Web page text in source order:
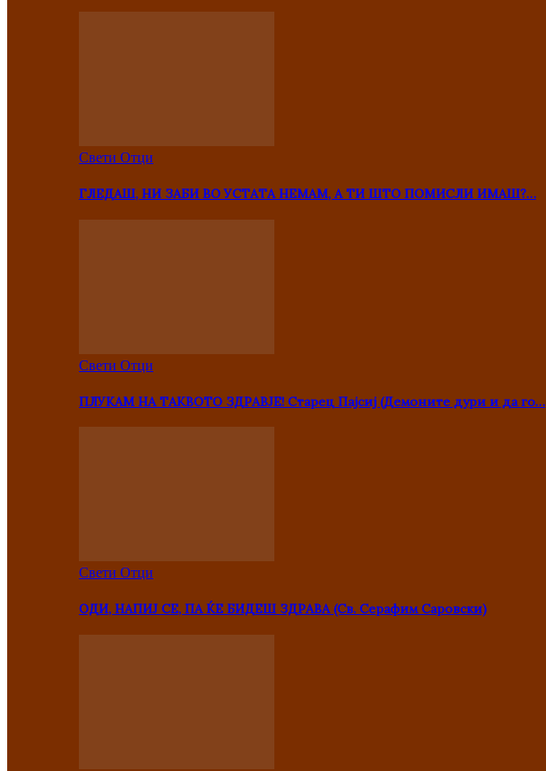
Свети Отци
ГЛЕДАШ, НИ ЗАБИ ВО УСТАТА НЕМАМ, А ТИ ШТО ПОМИСЛИ ИМАШ?…
Свети Отци
ПЛУКАМ НА ТАКВОТО ЗДРАВЈЕ! Старец Пајсиј (Демоните дури и да го…
Свети Отци
ОДИ, НАПИЈ СЕ, ПА ЌЕ БИДЕШ ЗДРАВА (Св. Серафим Саровски)